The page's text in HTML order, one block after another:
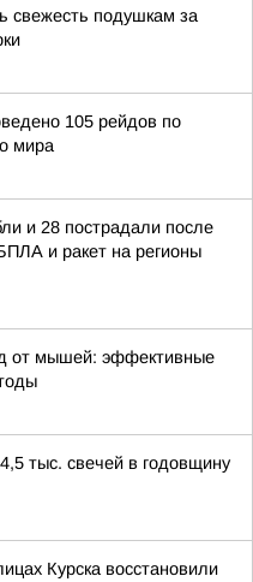
свежесть подушкам за
105 рейдов по
мира
и 28 пострадали после
и ракет на регионы
от мышей: эффективные
тыс. свечей в годовщину
Курска восстановили